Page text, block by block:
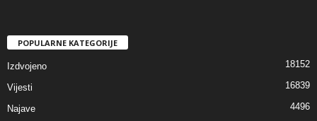
POPULARNE KATEGORIJE
Izdvojeno 18152
Vijesti 16839
Najave 4496